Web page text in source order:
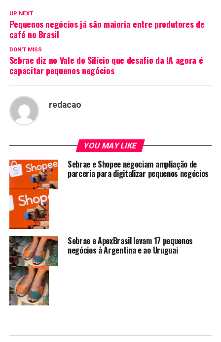
UP NEXT
Pequenos negócios já são maioria entre produtores de
café no Brasil
DON'T MISS
Sebrae diz no Vale do Silício que desafio da IA agora é
capacitar pequenos negócios
redacao
YOU MAY LIKE
Sebrae e Shopee negociam ampliação de
parceria para digitalizar pequenos negócios
Sebrae e ApexBrasil levam 17 pequenos
negócios à Argentina e ao Uruguai